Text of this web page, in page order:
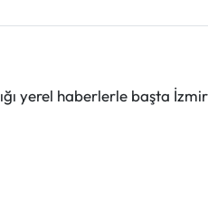
yerel haberlerle başta